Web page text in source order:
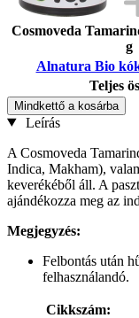
Cosmoveda
g
Alnatura Bio
Teljes
Mindkettő a kosárba
Leírás
A Cosmoveda
Indica, Makham),
keverékéből áll. A
ajándékozza meg az
Megjegyzés:
Felbontás után
felhasználandó.
Cikkszám: